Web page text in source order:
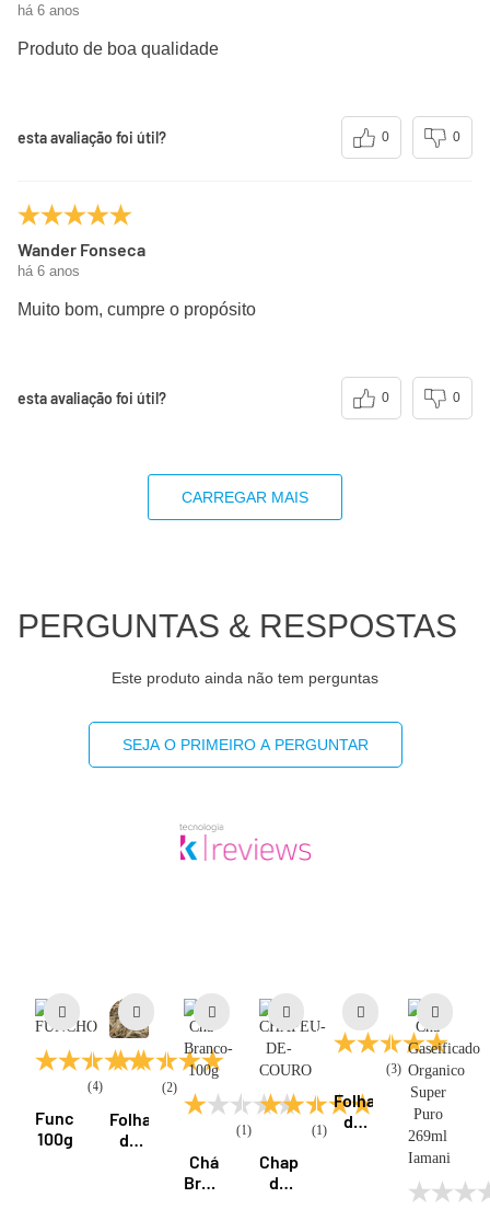
há 6 anos
Produto de boa qualidade
esta avaliação foi útil? 0 0
Wander Fonseca
há 6 anos
Muito bom, cumpre o propósito
esta avaliação foi útil? 0 0
CARREGAR MAIS
PERGUNTAS & RESPOSTAS
Este produto ainda não tem perguntas
SEJA O PRIMEIRO A PERGUNTAR
(4)
Funcho
100g
(2)
Folhas
de
(1)
Chá
Branco
(1)
Chapéu
de
(3)
Folha
de